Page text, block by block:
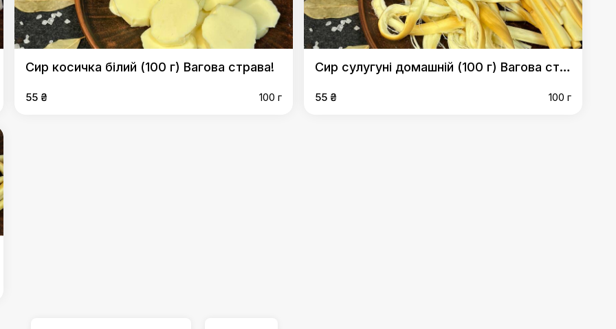
Сир косичка білий (100 г) Вагова страва!
55 ₴ 100 г
Сир сулугуні домашній (100 г) Вагова страва!
55 ₴ 100 г